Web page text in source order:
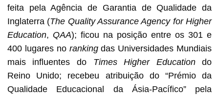
feita pela Agência de Garantia de Qualidade da
Inglaterra (The Quality Assurance Agency for Higher
Education, QAA); ficou na posição entre os 301 e
400 lugares no rankingdas Universidades Mundiais
mais influentes do Times Higher Educationdo
Reino Unido; recebeu atribuição do “Prémio da
Qualidade Educacional da Ásia-Pacífico” pela